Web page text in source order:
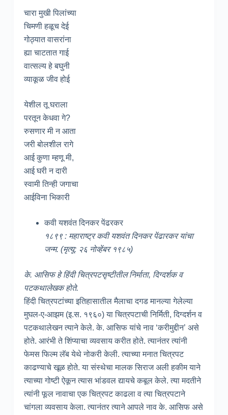
चारा मुखी पिलांच्या
चिमणी हळूच देई
गोठ्यात वासरांना
ह्या चाटतात गाई
वात्सल्य हे बघुनी
व्याकूळ जीव होई
येशील तू घराला
परतून केधवा गे?
रुसणार मी न आता
जरी बोलशील रागे
आई कुणा म्हणू मी,
आई घरी न दारी
स्वामी तिन्ही जगाचा
आईविना भिकारी
कवी यशवंत दिनकर पेंढरकर
१८९९ : महाराष्ट्र कवी यशवंत दिनकर पेंढारकर यांचा
जन्म. (मृत्यू: २६ नोव्हेंबर १९८५)
के. आसिफ हे हिंदी चित्रपटसृष्टीतील निर्माता, दिग्दर्शक व
पटकथालेखक होते.
हिंदी चित्रपटांच्या इतिहासातील मैलाचा दगड मानल्या गेलेल्या
मुघल-ए-आझम (इ.स. १९६०) या चित्रपटाची निर्मिती, दिग्दर्शन व
पटकथालेखन त्याने केले. के. आसिफ यांचे नाव ‘करीमुद्दीन’ असे
होते. आरंभी ते शिंप्याचा व्यवसाय करीत होते. त्यानंतर त्यांनी
फेमस फिल्म लॅब येथे नोकरी केली. त्याच्या मनात चित्रपट
काढण्याचे खूळ होते. या संस्थेचा मालक सिराज अली हकीम याने
त्याच्या गोष्टी ऐकून त्यास भांडवल द्यायचे कबूल केले. त्या मदतीने
त्यांनी फूल नावाचा एक चित्रपट काढला व त्या चित्रपटाने
चांगला व्यवसाय केला. त्यानंतर त्याने आपले नाव के. आसिफ असे